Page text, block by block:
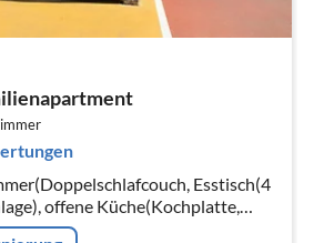
Esstisch(4
offene Küche(Kochplatte,
Waschmaschine,